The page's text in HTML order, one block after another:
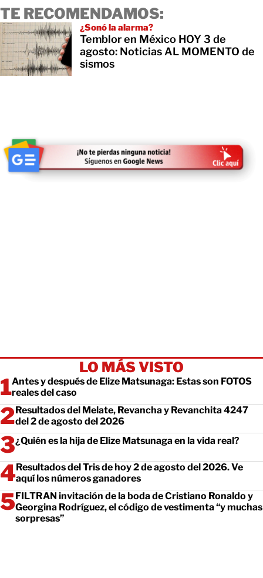
TE RECOMENDAMOS:
¿Sonó la alarma?
Temblor en México HOY 3 de
agosto: Noticias AL MOMENTO de
sismos
LO MÁS VISTO
Antes y después de Elize Matsunaga: Estas son FOTOS
reales del caso
Resultados del Melate, Revancha y Revanchita 4247
del 2 de agosto del 2026
¿Quién es la hija de Elize Matsunaga en la vida real?
Resultados del Tris de hoy 2 de agosto del 2026. Ve
aquí los números ganadores
FILTRAN invitación de la boda de Cristiano Ronaldo y
Georgina Rodríguez, el código de vestimenta “y muchas
sorpresas”